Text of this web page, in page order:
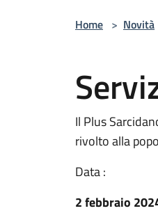
Home > Novità
Il Plus
rivolto alla
Data :
2 febbraio